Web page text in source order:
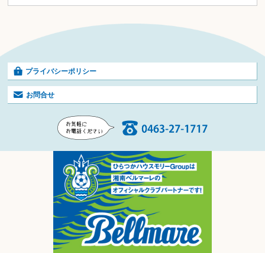
プライバシーポリシー
お問合せ